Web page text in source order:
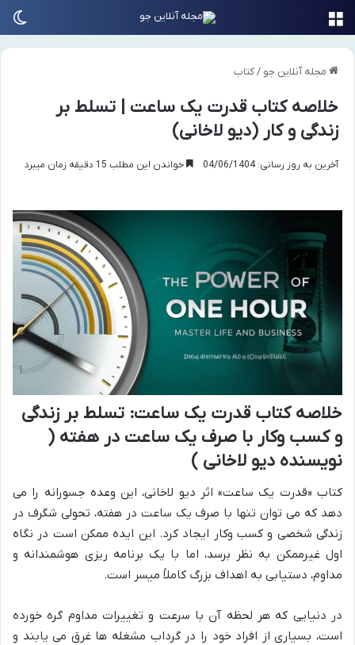
مجله آنلاین جو /کتاب
خلاصه کتاب قدرت یک ساعت | تسلط بر
زندگی و کار (دیو لاخانی)
آخرین به روز رسانی: 04/06/1404 خواندن این مطلب 15 دقیقه زمان میبرد
خلاصه کتاب قدرت یک ساعت: تسلط بر زندگی
و کسب وکار با صرف یک ساعت در هفته (
نویسنده دیو لاخانی )
کتاب «قدرت یک ساعت» اثر دیو لاخانی، این وعده جسورانه را می
دهد که می توان تنها با صرف یک ساعت در هفته، تحولی شگرف در
زندگی شخصی و کسب وکار ایجاد کرد. این ایده ممکن است در نگاه
اول غیرممکن به نظر برسد، اما با یک برنامه ریزی هوشمندانه و
مداوم، دستیابی به اهداف بزرگ کاملاً میسر است.
در دنیایی که هر لحظه آن با سرعت و تغییرات مداوم گره خورده
است، بسیاری از افراد خود را در گرداب مشغله ها غرق می یابند و